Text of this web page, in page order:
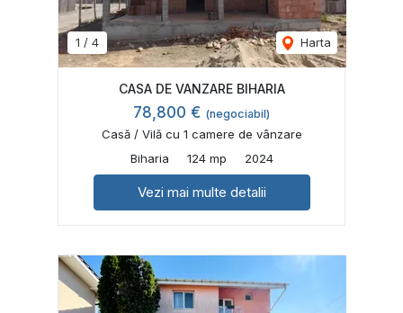
1 / 4 Harta
CASA DE VANZARE BIHARIA
78,800 € (negociabil)
Casă / Vilă cu 1 camere de vânzare
Biharia
124 mp 2024
Vezi mai multe detalii